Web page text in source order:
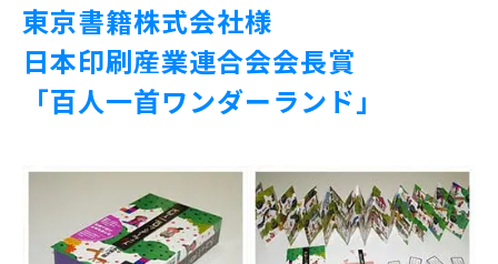
東京書籍株式会社様
日本印刷産業連合会会長賞
「百人一首ワンダーランド」